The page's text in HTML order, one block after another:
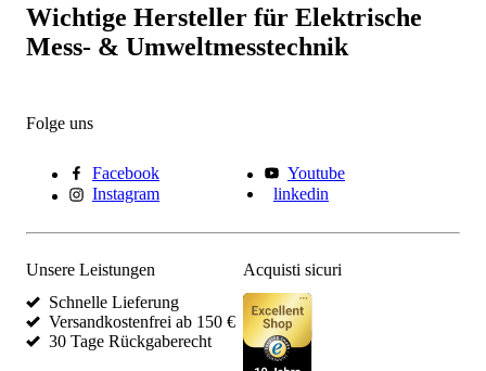
Wichtige Hersteller für Elektrische
Mess- & Umweltmesstechnik
Folge uns
Facebook
Youtube
Instagram
linkedin
Unsere Leistungen
Schnelle Lieferung
Versandkostenfrei ab 150 €
30 Tage Rückgaberecht
Acquisti sicuri